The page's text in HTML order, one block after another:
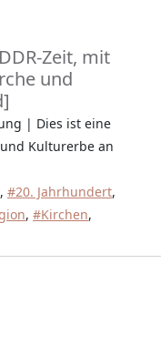
Zeit, mit
und
| Dies ist eine
Kulturerbe an
, #20. Jahrhundert,
, #Kirchen,